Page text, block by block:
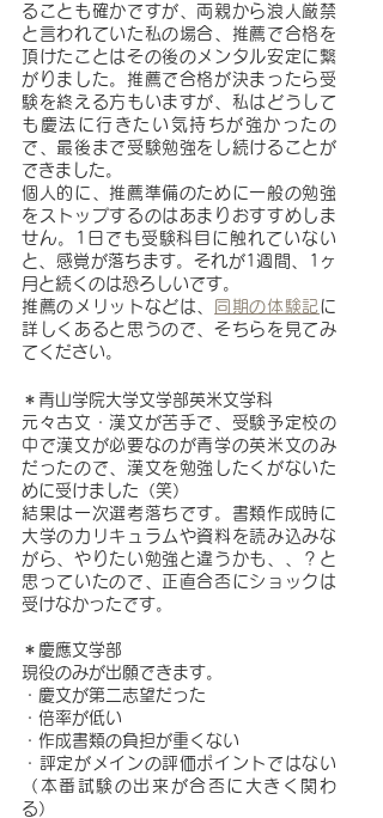
ることも確かですが、両親から浪人厳禁
と言われていた私の場合、推薦で合格を
頂けたことはその後のメンタル安定に繋
がりました。推薦で合格が決まったら受
験を終える方もいますが、私はどうして
も慶法に行きたい気持ちが強かったの
で、最後まで受験勉強をし続けることが
できました。
個人的に、推薦準備のために一般の勉強
をストップするのはあまりおすすめしま
せん。1日でも受験科目に触れていない
と、感覚が落ちます。それが1週間、1ヶ
月と続くのは恐ろしいです。
推薦のメリットなどは、
同期の体験記に
詳しくあると思うので、そちらを見てみ
てください。
＊青山学院大学文学部英米文学科
元々古文・漢文が苦手で、受験予定校の
中で漢文が必要なのが青学の英米文のみ
だったので、漢文を勉強したくがないた
めに受けました（笑）
結果は一次選考落ちです。書類作成時に
大学のカリキュラムや資料を読み込みな
がら、やりたい勉強と違うかも、、？と
思っていたので、正直合否にショックは
受けなかったです。
＊慶應文学部
現役のみが出願できます。
・慶文が第二志望だった
・倍率が低い
・作成書類の負担が重くない
・評定がメインの評価ポイントではない
（本番試験の出来が合否に大きく関わ
る）